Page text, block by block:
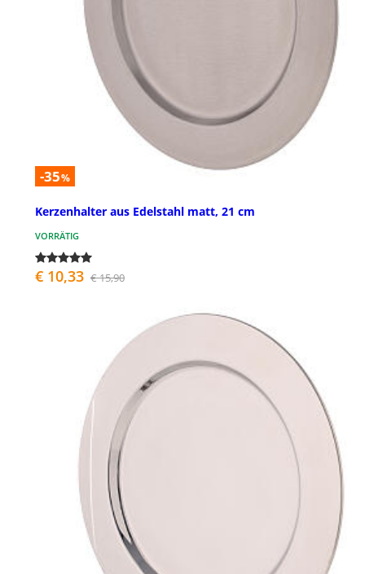
-35%
Kerzenhalter aus Edelstahl matt, 21 cm
VORRÄTIG
€ 10,33 € 15,90